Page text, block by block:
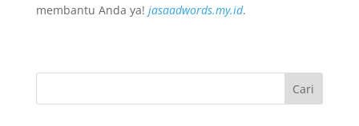
membantu Anda ya! jasaadwords.my.id.